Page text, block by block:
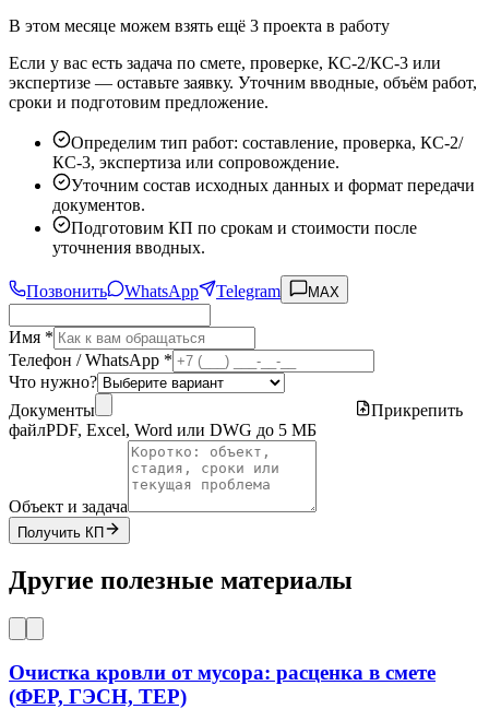
В этом месяце можем взять ещё 3 проекта в работу
Если у вас есть задача по смете, проверке, КС-2/КС-3 или
экспертизе — оставьте заявку. Уточним вводные, объём работ,
сроки и подготовим предложение.
Определим тип работ: составление, проверка, КС-2/
КС-3, экспертиза или сопровождение.
Уточним состав исходных данных и формат передачи
документов.
Подготовим КП по срокам и стоимости после
уточнения вводных.
Позвонить WhatsApp Telegram MAX
Имя *
Телефон / WhatsApp *
Что нужно?
Документы
Прикрепить
файлPDF, Excel, Word или DWG до 5 МБ
Объект и задача
Получить КП
Другие полезные материалы
Очистка кровли от мусора: расценка в смете
(ФЕР, ГЭСН, ТЕР)